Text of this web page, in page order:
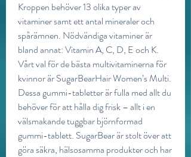
Kroppen behöver 13 olika typer av
vitaminer samt ett antal mineraler och
spårämnen. Nödvändiga vitaminer är
bland annat: Vitamin A, C, D, E och K.
Vårt val för de bästa multivitaminerna för
kvinnor är SugarBearHair Women’s Multi.
Dessa gummi-tabletter är fulla med allt du
behöver för att hålla dig frisk – allt i en
välsmakande tuggbar björnformad
gummi-tablett. SugarBear är stolt över att
göra säkra, hälsosamma produkter och har